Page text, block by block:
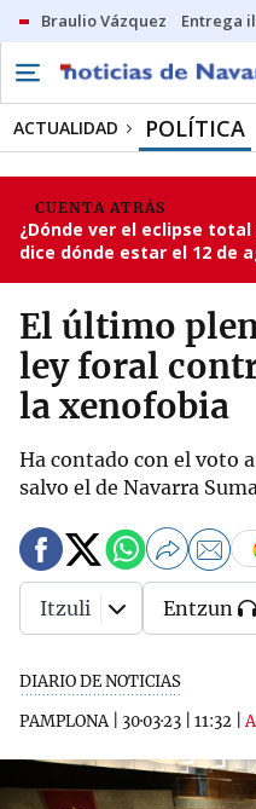
Braulio Vázquez Entrega
ACTUALIDAD POLÍTICA
CUENTA ATRÁS
¿Dónde ver el eclipse
dice dónde estar el 12 de
El último
ley foral
la xenofobia
Ha contado con el voto
salvo el de Navarra
DIARIO DE NOTICIAS
PAMPLONA| 30·03·23 11:32 |
Itzuli Entzun